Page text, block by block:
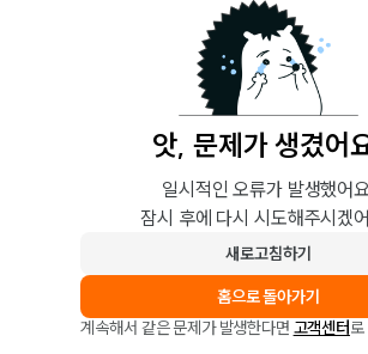
앗, 문제가 생겼어
일시적인 오류가 발생했어
잠시 후에 다시 시도해주시겠
새로고침하기
홈으로 돌아가기
계속해서 같은 문제가 발생한다면 고객센터